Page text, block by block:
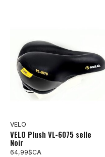
VELO
VELO Plush VL-6075 selle
Noir
64,99$CA